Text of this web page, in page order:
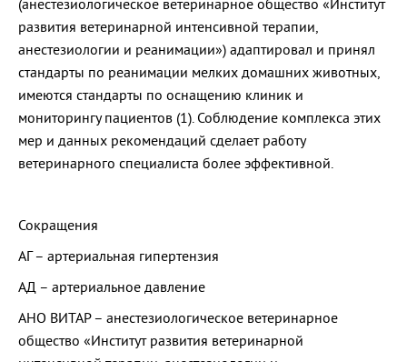
(анестезиологическое ветеринарное общество «Институт
развития ветеринарной интенсивной терапии,
анестезиологии и реанимации») адаптировал и принял
стандарты по реанимации мелких домашних животных,
имеются стандарты по оснащению клиник и
мониторингу пациентов (1). Соблюдение комплекса этих
мер и данных рекомендаций сделает работу
ветеринарного специалиста более эффективной.
Сокращения
АГ – артериальная гипертензия
АД – артериальное давление
АНО ВИТАР – анестезиологическое ветеринарное
общество «Институт развития ветеринарной